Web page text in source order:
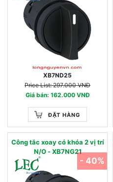
XB7ND25
Price List: 297.000 VNĐ
Giá bán: 162.000 VNĐ
ĐẶT HÀNG
Công tắc xoay có khóa 2 vị trí
N/O - XB7NG21
- 40%